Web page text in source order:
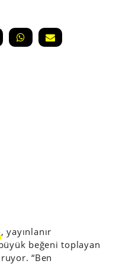
, yayınlanır
beğeni toplayan
“Ben